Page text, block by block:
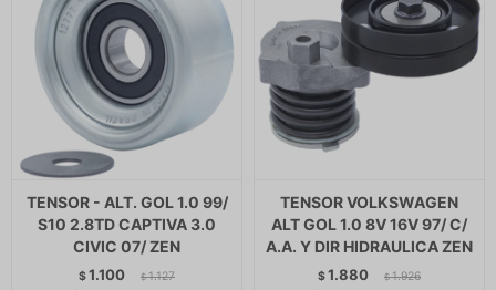
TENSOR - ALT. GOL 1.0 99/
S10 2.8TD CAPTIVA 3.0
CIVIC 07/ ZEN
$1.100 $ 1.127
TENSOR VOLKSWAGEN
ALT GOL 1.0 8V 16V 97/ C/
A.A. Y DIR HIDRAULICA ZEN
$1.880 $ 1.926